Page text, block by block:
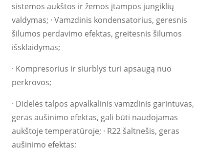
sistemos aukštos ir žemos įtampos jungiklių
valdymas; · Vamzdinis kondensatorius, geresnis
šilumos perdavimo efektas, greitesnis šilumos
išsklaidymas;
· Kompresorius ir siurblys turi apsaugą nuo
perkrovos;
· Didelės talpos apvalkalinis vamzdinis garintuvas,
geras aušinimo efektas, gali būti naudojamas
aukštoje temperatūroje; · R22 šaltnešis, geras
aušinimo efektas;